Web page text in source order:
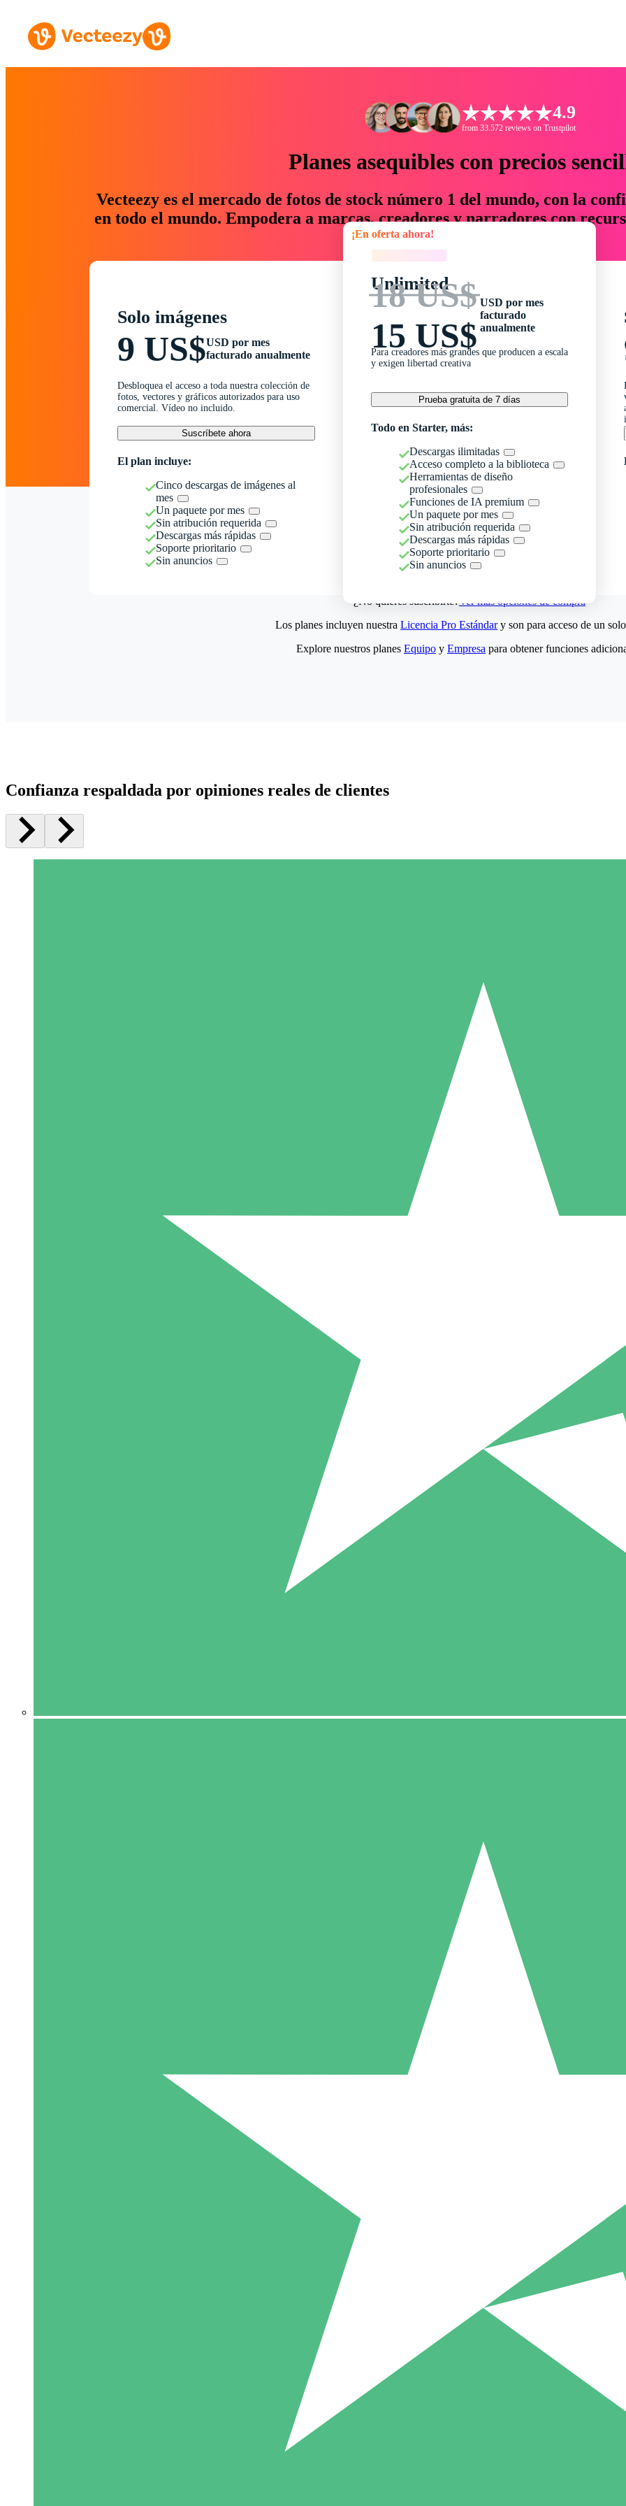
4.9
from 33.572 reviews on Trustpilot
Planes asequibles con precios
Vecteezy es el mercado de fotos de stock número 1 del mundo, con la
en todo el mundo. Empodera a marcas, creadores y narradores con
un 76 % en tiempo y presupuesto.
Solo imágenes
9 US$USD por mes
facturado anualmente
Desbloquea el acceso a toda nuestra colección de
fotos, vectores y gráficos autorizados para uso
comercial. Vídeo no incluido.
Suscríbete ahora
El plan incluye:
Cinco descargas de imágenes al
mes
Un paquete por mes
Sin atribución requerida
Descargas más rápidas
Soporte prioritario
Sin anuncios
¡En oferta ahora!
Unlimited
18 US$
15 US$
USD por mes
facturado
anualmente
Para creadores más grandes que producen a escala
y exigen libertad creativa
Prueba gratuita de 7 días
Todo en Starter, más:
Descargas ilimitadas
Acceso completo a la biblioteca
Herramientas de diseño
profesionales
Funciones de IA premium
Un paquete por mes
Sin atribución requerida
Descargas más rápidas
Soporte prioritario
Sin anuncios
¿No quieres suscribirte?Ver más opciones de compra
5 Descargas
15
Los planes incluyen nuestra Licencia Pro Estándary son para acceso de un
Explore nuestros planes Equipo y Empresa para obtener funciones
Confianza respaldada por opiniones reales de clientes